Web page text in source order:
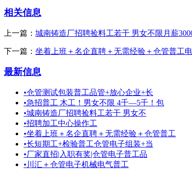
相关信息
上一篇： 城南铸造厂招聘捡料工若干 男女不限月薪
下一篇： 坐着上班＋名企直聘＋无需经验＋仓管普工
最新信息
•仓管测试包装普工品管+放心企业+长
•急招普工 木工！男女不限 4千—5千！包
•城南铸造厂招聘捡料工若干 男女不
•招聘加工中心操作工
•坐着上班＋名企直聘＋无需经验＋仓管普工
•长短期工+检验普工仓管电子组装+当
•厂家直招|入职有奖|仓管电子普工品
• 川汇＋仓管电子机械电气普工